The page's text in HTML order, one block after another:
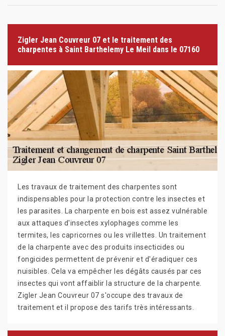
Zigler Jean Couvreur 07 et le traitement des
charpentes à Saint Barthelemy Le Meil dans le 07160
Les travaux de traitement des charpentes sont
indispensables pour la protection contre les insectes et
les parasites. La charpente en bois est assez vulnérable
aux attaques d'insectes xylophages comme les
termites, les capricornes ou les vrillettes. Un traitement
de la charpente avec des produits insecticides ou
fongicides permettent de prévenir et d'éradiquer ces
nuisibles. Cela va empêcher les dégâts causés par ces
insectes qui vont affaiblir la structure de la charpente.
Zigler Jean Couvreur 07 s'occupe des travaux de
traitement et il propose des tarifs très intéressants.